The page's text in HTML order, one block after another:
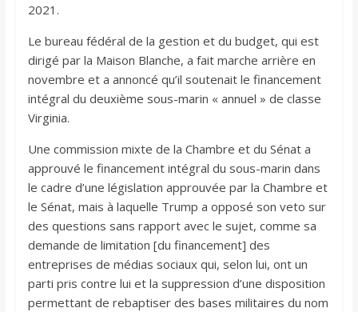
2021.
Le bureau fédéral de la gestion et du budget, qui est
dirigé par la Maison Blanche, a fait marche arrière en
novembre et a annoncé qu’il soutenait le financement
intégral du deuxième sous-marin « annuel » de classe
Virginia.
Une commission mixte de la Chambre et du Sénat a
approuvé le financement intégral du sous-marin dans
le cadre d’une législation approuvée par la Chambre et
le Sénat, mais à laquelle Trump a opposé son veto sur
des questions sans rapport avec le sujet, comme sa
demande de limitation [du financement] des
entreprises de médias sociaux qui, selon lui, ont un
parti pris contre lui et la suppression d’une disposition
permettant de rebaptiser des bases militaires du nom